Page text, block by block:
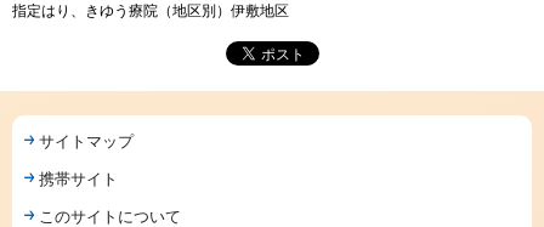
指定はり、きゆう療院（地区別）伊敷地区
サイトマップ
携帯サイト
このサイトについて